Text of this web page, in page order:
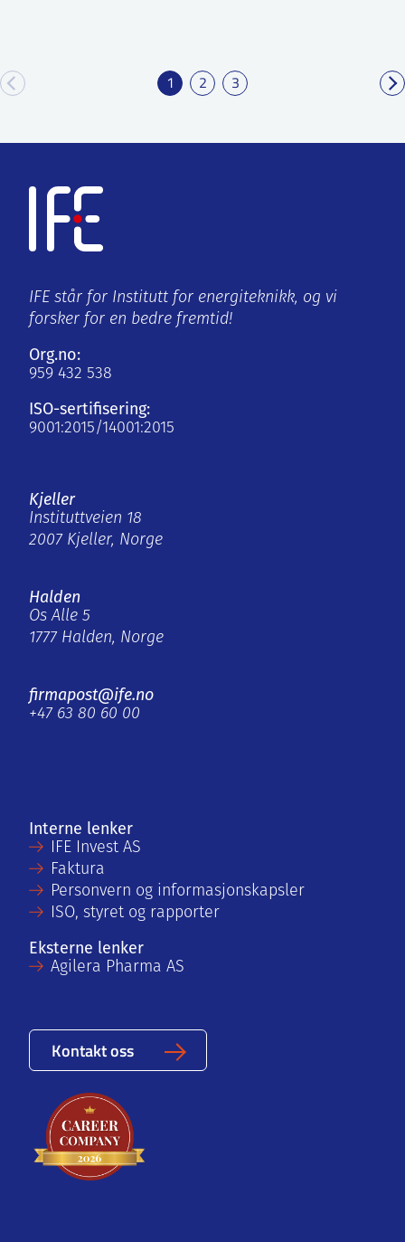
1 2 3
IFE står for Institutt for energiteknikk, og vi
forsker for en bedre fremtid!
Org.no:
959 432 538
ISO-sertifisering:
9001:2015/14001:2015
Kjeller
Instituttveien 18
2007 Kjeller, Norge
Halden
Os Alle 5
1777 Halden, Norge
firmapost@ife.no
+47 63 80 60 00
Interne lenker
IFE Invest AS
Faktura
Personvern og informasjonskapsler
ISO, styret og rapporter
Eksterne lenker
Agilera Pharma AS
Kontakt oss